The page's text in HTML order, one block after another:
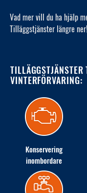
Vad mer vill du ha hjälp
Tilläggstjänster längre ner!
VINTERFÖRVARING:
Konservering
inombordare